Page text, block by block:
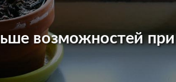
возможностей